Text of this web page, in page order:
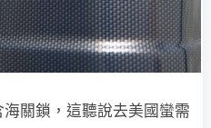
關鎖，這聽說去美國蠻需